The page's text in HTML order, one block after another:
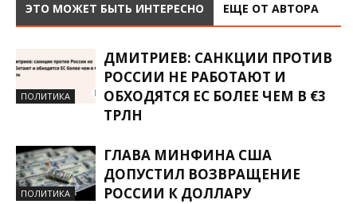
ЭТО МОЖЕТ БЫТЬ ИНТЕРЕСНО ЕЩЕ ОТ АВТОРА
ПОЛИТИКА
ДМИТРИЕВ: САНКЦИИ ПРОТИВ
РОССИИ НЕ РАБОТАЮТ И
ОБХОДЯТСЯ ЕС БОЛЕЕ ЧЕМ В €3
ТРЛН
ПОЛИТИКА
ГЛАВА МИНФИНА США
ДОПУСТИЛ ВОЗВРАЩЕНИЕ
РОССИИ К ДОЛЛАРУ